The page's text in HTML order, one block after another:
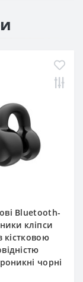
Bluetooth-
кліпси
кістковою
чорні